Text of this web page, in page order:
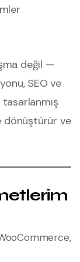
değil —
SEO ve
dönüştürür ve